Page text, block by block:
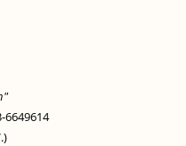
6649614